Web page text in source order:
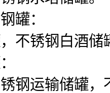
罐：
不锈钢白酒
钢运输储罐